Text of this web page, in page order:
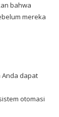
bahwa
mereka
Anda dapat
otomasi